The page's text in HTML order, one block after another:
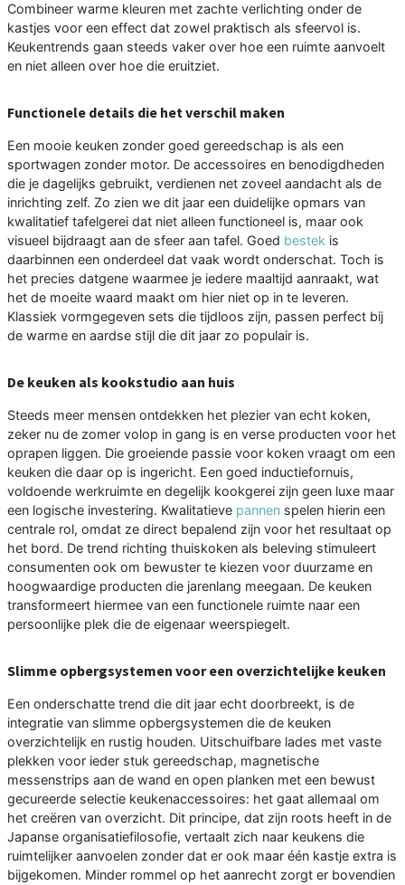
Combineer warme kleuren met zachte verlichting onder de
kastjes voor een effect dat zowel praktisch als sfeervol is.
Keukentrends gaan steeds vaker over hoe een ruimte aanvoelt
en niet alleen over hoe die eruitziet.
Functionele details die het verschil maken
Een mooie keuken zonder goed gereedschap is als een
sportwagen zonder motor. De accessoires en benodigdheden
die je dagelijks gebruikt, verdienen net zoveel aandacht als de
inrichting zelf. Zo zien we dit jaar een duidelijke opmars van
kwalitatief tafelgerei dat niet alleen functioneel is, maar ook
visueel bijdraagt aan de sfeer aan tafel. Goed bestek is
daarbinnen een onderdeel dat vaak wordt onderschat. Toch is
het precies datgene waarmee je iedere maaltijd aanraakt, wat
het de moeite waard maakt om hier niet op in te leveren.
Klassiek vormgegeven sets die tijdloos zijn, passen perfect bij
de warme en aardse stijl die dit jaar zo populair is.
De keuken als kookstudio aan huis
Steeds meer mensen ontdekken het plezier van echt koken,
zeker nu de zomer volop in gang is en verse producten voor het
oprapen liggen. Die groeiende passie voor koken vraagt om een
keuken die daar op is ingericht. Een goed inductiefornuis,
voldoende werkruimte en degelijk kookgerei zijn geen luxe maar
een logische investering. Kwalitatieve pannen spelen hierin een
centrale rol, omdat ze direct bepalend zijn voor het resultaat op
het bord. De trend richting thuiskoken als beleving stimuleert
consumenten ook om bewuster te kiezen voor duurzame en
hoogwaardige producten die jarenlang meegaan. De keuken
transformeert hiermee van een functionele ruimte naar een
persoonlijke plek die de eigenaar weerspiegelt.
Slimme opbergsystemen voor een overzichtelijke keuken
Een onderschatte trend die dit jaar echt doorbreekt, is de
integratie van slimme opbergsystemen die de keuken
overzichtelijk en rustig houden. Uitschuifbare lades met vaste
plekken voor ieder stuk gereedschap, magnetische
messenstrips aan de wand en open planken met een bewust
gecureerde selectie keukenaccessoires: het gaat allemaal om
het creëren van overzicht. Dit principe, dat zijn roots heeft in de
Japanse organisatiefilosofie, vertaalt zich naar keukens die
ruimtelijker aanvoelen zonder dat er ook maar één kastje extra is
bijgekomen. Minder rommel op het aanrecht zorgt er bovendien